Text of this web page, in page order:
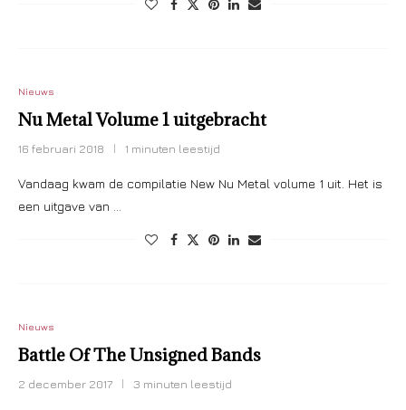
Nieuws
Nu Metal Volume 1 uitgebracht
16 februari 2018 1 minuten leestijd
Vandaag kwam de compilatie New Nu Metal volume 1 uit. Het is
een uitgave van …
Nieuws
Battle Of The Unsigned Bands
2 december 2017 3 minuten leestijd